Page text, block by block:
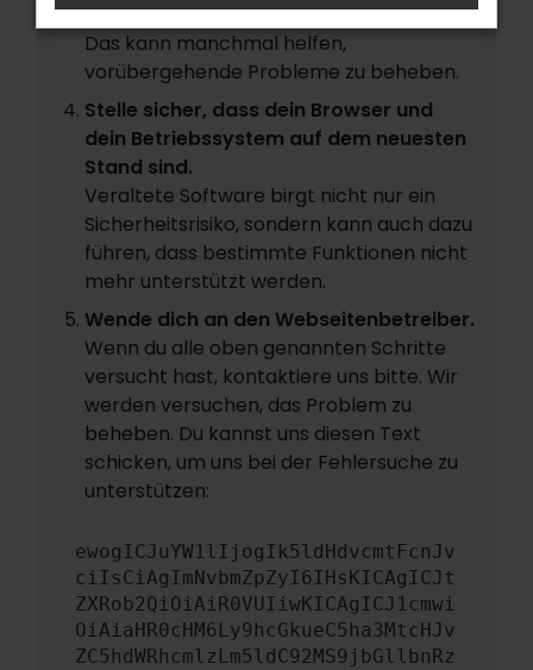
Starte dein Gerät neu.
Das kann manchmal helfen,
vorübergehende Probleme zu beheben.
Stelle sicher, dass dein Browser und
dein Betriebssystem auf dem neuesten
Stand sind.
Veraltete Software birgt nicht nur ein
Sicherheitsrisiko, sondern kann auch dazu
führen, dass bestimmte Funktionen nicht
mehr unterstützt werden.
Wende dich an den Webseitenbetreiber.
Wenn du alle oben genannten Schritte
versucht hast, kontaktiere uns bitte. Wir
werden versuchen, das Problem zu
beheben. Du kannst uns diesen Text
schicken, um uns bei der Fehlersuche zu
unterstützen:
ewogICJuYW1lIjogIk5ldHdvcmtFcnJv
ciIsCiAgImNvbmZpZyI6IHsKICAgICJt
ZXRob2QiOiAiR0VUIiwKICAgICJ1cmwi
OiAiaHR0cHM6Ly9hcGkueC5ha3MtcHJv
ZC5hdWRhcmlzLm5ldC92MS9jbGllbnRz